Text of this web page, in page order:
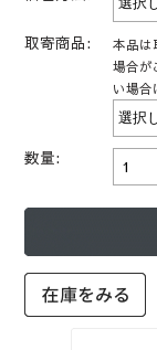
取寄商品:
本品は
場合が
い場合
数量: